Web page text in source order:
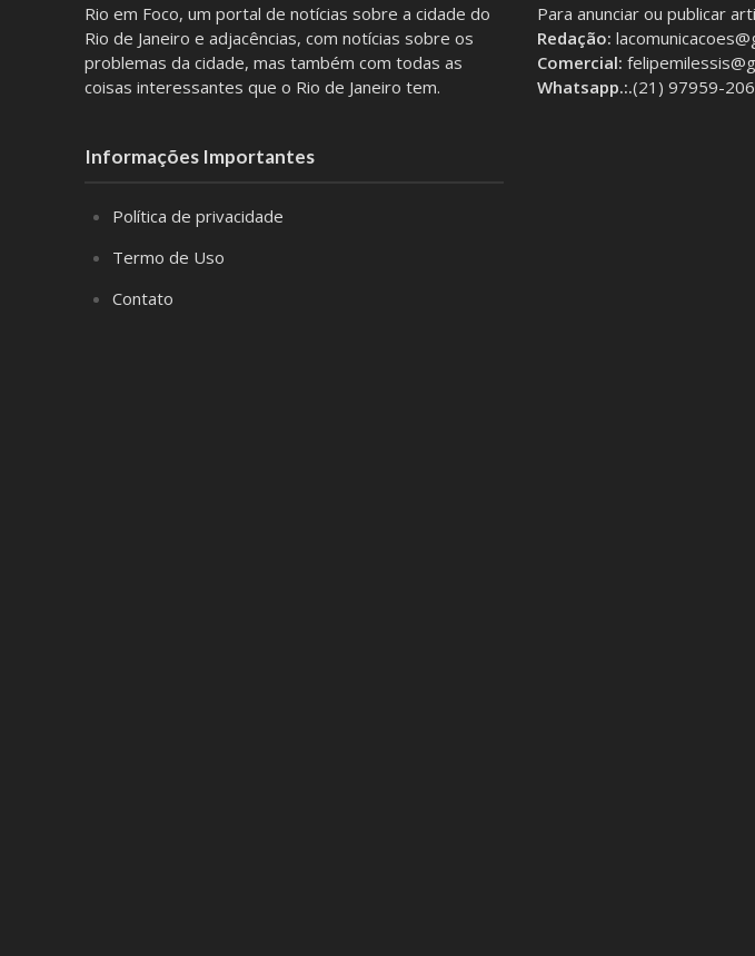
Rio em Foco, um portal de notícias sobre a cidade do
Rio de Janeiro e adjacências, com notícias sobre os
problemas da cidade, mas também com todas as
coisas interessantes que o Rio de Janeiro tem.
Informações Importantes
Política de privacidade
Termo de Uso
Contato
Para anunciar ou publicar
Redação:
Comercial:
Whatsapp.:.(21) 97959-